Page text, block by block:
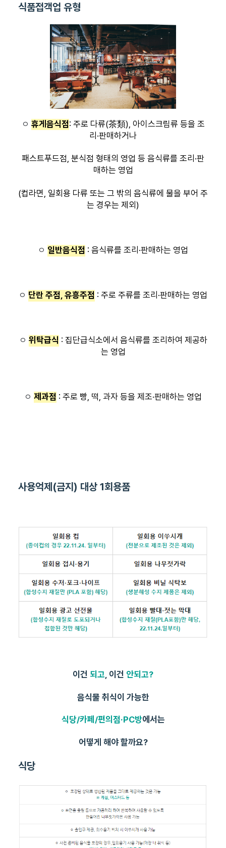
식품접객업 유형
ㅇ 휴게음식점: 주로 다류(茶類), 아이스크림류 등을 조
리·판매하거나
패스트푸드점, 분식점 형태의 영업 등 음식류를 조리·판
매하는 영업
(컵라면, 일회용 다류 또는 그 밖의 음식류에 물을 부어 주
는 경우는 제외)
ㅇ 일반음식점 : 음식류를 조리·판매하는 영업
ㅇ 단란 주점, 유흥주점 : 주로 주류를 조리·판매하는 영업
ㅇ 위탁급식 : 집단급식소에서 음식류를 조리하여 제공하
는 영업
ㅇ 제과점 : 주로 빵, 떡, 과자 등을 제조·판매하는 영업
사용억제(금지) 대상 1회용품
이건 되고, 이건 안되고?
음식물 취식이 가능한
식당/카페/편의점·PC방​에서는
어떻게 해야 할까요?
식당